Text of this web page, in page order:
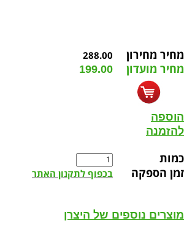
מחיר מחירון 288.00
מחיר מועדון 199.00
הוספה
להזמנה
כמות
זמן הספקה
בכפוף לתקנון האתר
מוצרים נוספים של היצרן